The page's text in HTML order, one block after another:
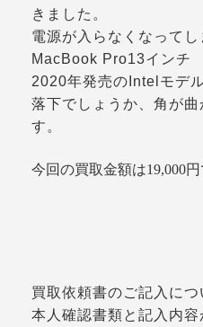
きました。
電源が入らなくなってし
MacBook Pro13インチ
2020年発売のIntelモデル
落下でしょうか、角が曲
す。
今回の買取金額は19,000円
買取依頼書のご記入につ
本人確認書類と記入内容